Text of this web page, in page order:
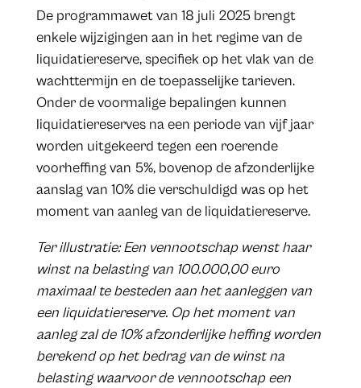
De programmawet van 18 juli 2025 brengt
enkele wijzigingen aan in het regime van de
liquidatiereserve, specifiek op het vlak van de
wachttermijn en de toepasselijke tarieven.
Onder de voormalige bepalingen kunnen
liquidatiereserves na een periode van vijf jaar
worden uitgekeerd tegen een roerende
voorheffing van 5%, bovenop de afzonderlijke
aanslag van 10% die verschuldigd was op het
moment van aanleg van de liquidatiereserve.
Ter illustratie: Een vennootschap wenst haar
winst na belasting van 100.000,00 euro
maximaal te besteden aan het aanleggen van
een liquidatiereserve. Op het moment van
aanleg zal de 10% afzonderlijke heffing worden
berekend op het bedrag van de winst na
belasting waarvoor de vennootschap een